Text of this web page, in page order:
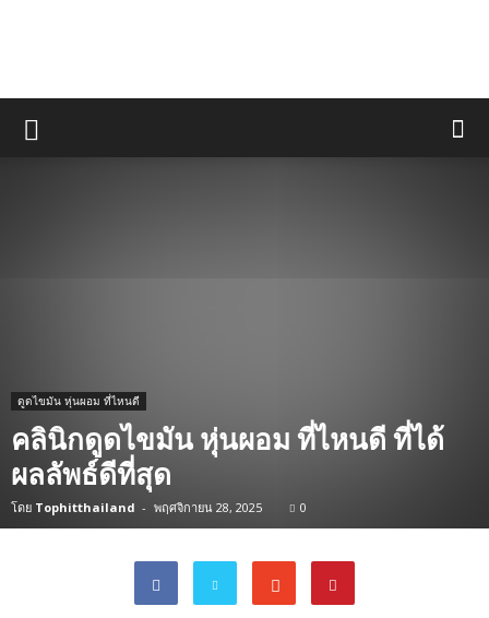
ดูดไขมัน หุ่นผอม ที่ไหนดี
คลินิกดูดไขมัน หุ่นผอม ที่ไหนดี ที่ได้
ผลลัพธ์ดีที่สุด
โดย Tophitthailand - พฤศจิกายน 28, 2025 0